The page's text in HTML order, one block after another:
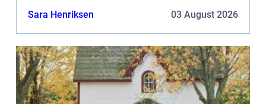
Sara Henriksen 03 August 2026